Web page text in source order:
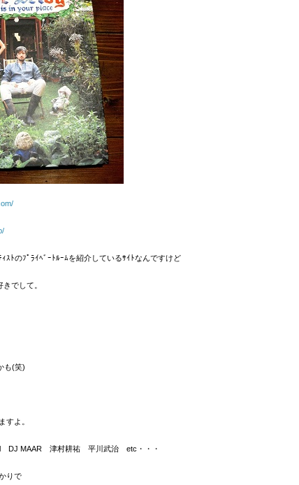
ｽﾄのﾌﾟﾗｲﾍﾞｰﾄﾙｰﾑを紹介しているｻｲﾄなんですけど
でして。
も(笑)
すよ。
DJ MAAR 津村耕祐 平川武治 etc・・・
りで